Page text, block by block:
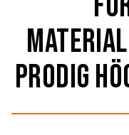
Prodig